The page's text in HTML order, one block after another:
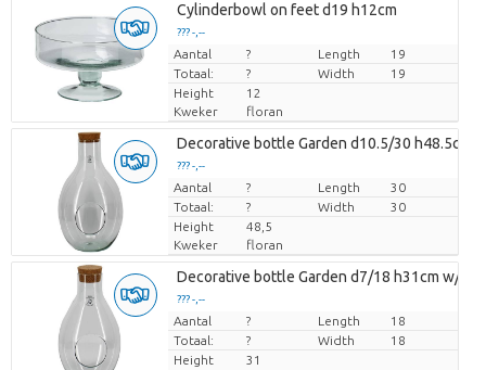
Cylinderbowl on feet d19 h12cm
??? -,--
Prijs per stuk
Aantal ? Length
19
Totaal:
? Width
19
Height
12
Kweker
floran
Decorative bottle Garden d10.5/30 h48.5cm
??? -,--
Prijs per stuk
Aantal ? Length
30
Totaal:
? Width
30
Height
48,5
Kweker
floran
Decorative bottle Garden d7/18 h31cm w/
??? -,--
Prijs per stuk
Aantal ? Length
18
Totaal:
? Width
18
Height
31